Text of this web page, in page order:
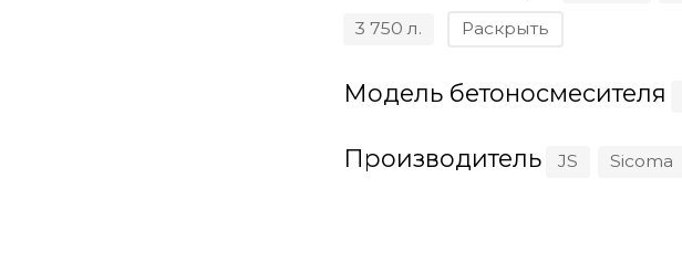
3 750 л.
Раскрыть
Модель бетоносмесителя
Производитель JS Sicoma